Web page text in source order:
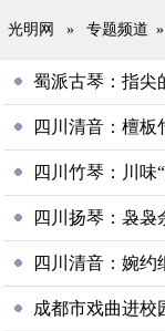
光明网 » 专题频道 »
蜀派古琴：指尖
四川清音：檀板
四川竹琴：川味
四川扬琴：袅袅
四川清音：婉约
成都市戏曲进校